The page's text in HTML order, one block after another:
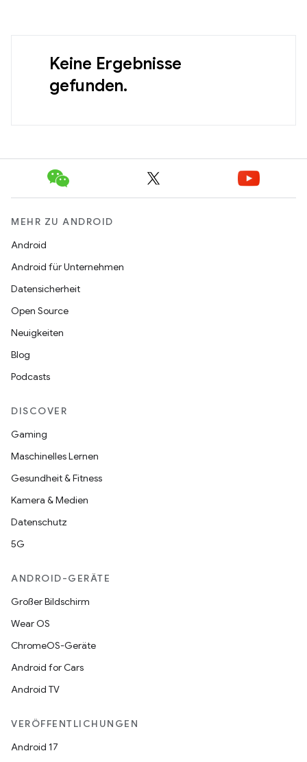
Keine Ergebnisse
gefunden.
MEHR ZU ANDROID
Android
Android für Unternehmen
Datensicherheit
Open Source
Neuigkeiten
Blog
Podcasts
DISCOVER
Gaming
Maschinelles Lernen
Gesundheit & Fitness
Kamera & Medien
Datenschutz
5G
ANDROID-GERÄTE
Großer Bildschirm
Wear OS
ChromeOS-Geräte
Android for Cars
Android TV
VERÖFFENTLICHUNGEN
Android 17